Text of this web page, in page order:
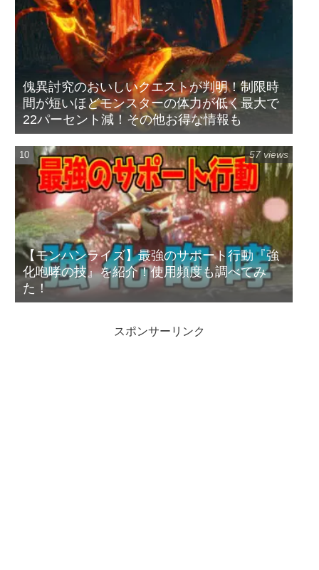
傀異討究のおいしいクエストが判明！制限時
間が短いほどモンスターの体力が低く最大で
22パーセント減！その他お得な情報も
【モンハンライズ】最強のサポート行動『強
化咆哮の技』を紹介！使用頻度も調べてみ
た！
57 views
スポンサーリンク